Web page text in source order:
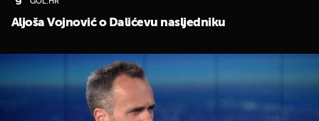
GOL.HR
Aljoša Vojnović o Dalićevu nasljedniku